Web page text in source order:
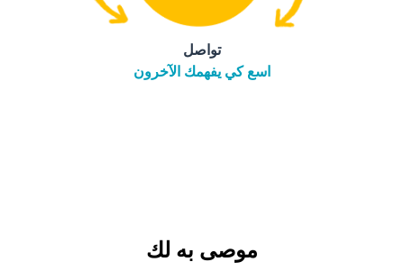
تواصل
اسع كي يفهمك الآخرون
موصى به لك